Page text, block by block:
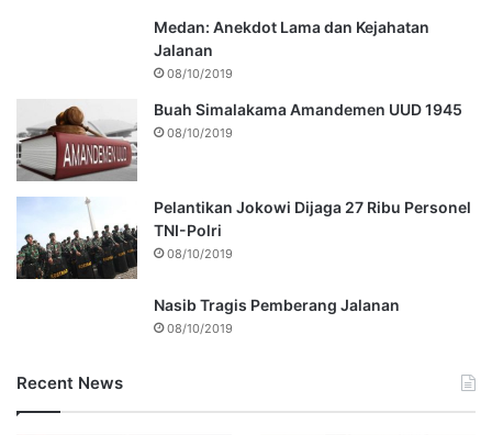
Medan: Anekdot Lama dan Kejahatan
Jalanan
08/10/2019
Buah Simalakama Amandemen UUD 1945
08/10/2019
Pelantikan Jokowi Dijaga 27 Ribu Personel
TNI-Polri
08/10/2019
Nasib Tragis Pemberang Jalanan
08/10/2019
Recent News